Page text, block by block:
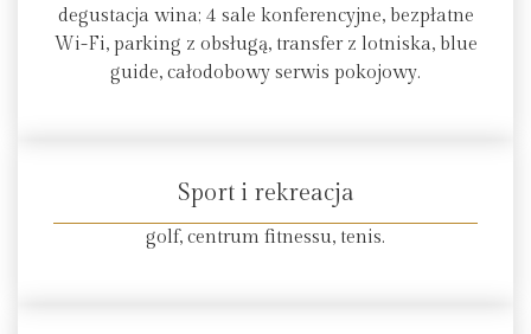
degustacja wina; 4 sale konferencyjne, bezpłatne
Wi-Fi, parking z obsługą, transfer z lotniska, blue
guide, całodobowy serwis pokojowy.
Sport i rekreacja
golf, centrum fitnessu, tenis.